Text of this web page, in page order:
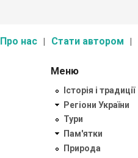
Про нас Стати автором
Меню
Історія і традиції
Регіони України
Тури
Пам'ятки
Природа